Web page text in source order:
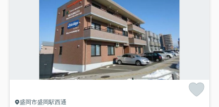
盛岡市盛岡駅西通